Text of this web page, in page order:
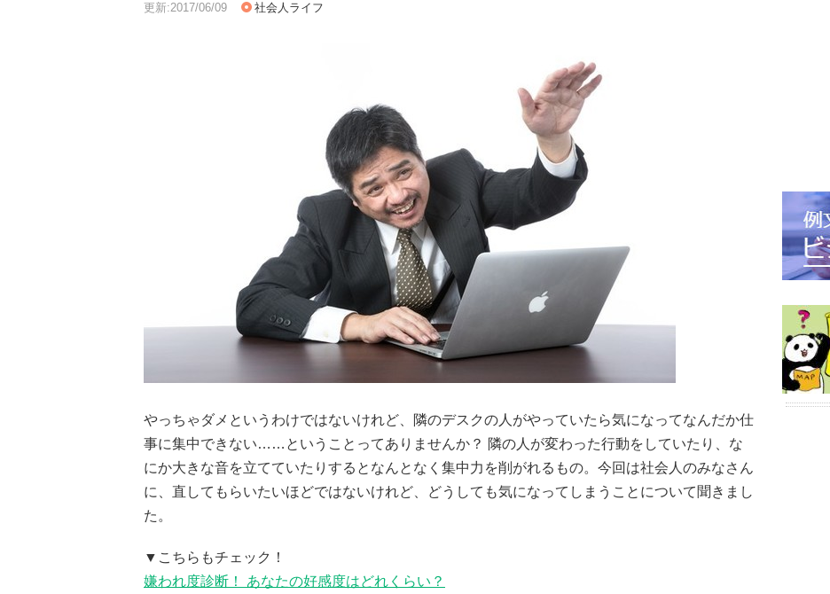
更新:2017/06/09 社会人ライフ
やっちゃダメというわけではないけれど、隣のデスクの人がやっていたら気になってなんだか仕
事に集中できない……ということってありませんか？ 隣の人が変わった行動をしていたり、な
にか大きな音を立てていたりするとなんとなく集中力を削がれるもの。今回は社会人のみなさん
に、直してもらいたいほどではないけれど、どうしても気になってしまうことについて聞きまし
た。
▼こちらもチェック！
嫌われ度診断！ あなたの好感度はどれくらい？